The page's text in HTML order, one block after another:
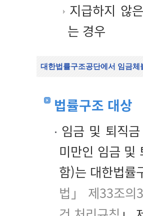
지급하지 않
는 경우
대한법률구조공단에서 임금
법률구조 대상
임금 및 퇴직
미만인 임금 및
함)는 대한법률
법」 제33조의3